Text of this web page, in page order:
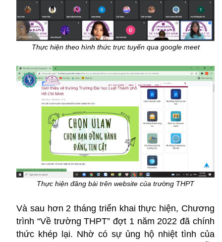
Thực hiện theo hình thức trực tuyến qua google meet
Thực hiện đăng bài trên website của trường THPT
Và sau hơn 2 tháng triển khai thực hiện, Chương
trình “Về trường THPT” đợt 1 năm 2022 đã chính
thức khép lại. Nhờ có sự ủng hộ nhiệt tình của